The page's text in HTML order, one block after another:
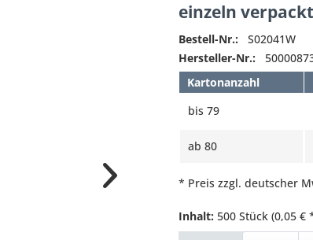
einzeln verpackt
Bestell-Nr.:
S02041W
Hersteller-Nr.:
Kartonanzahl
bis79
ab80
* Preis zzgl. deutscher
Inhalt: 500 Stück(0,05 €